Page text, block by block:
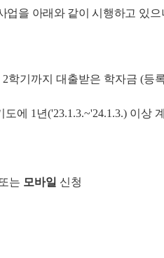
업을 아래와 같이 시행하고 있으
학기까지 대출받은 학자금 (등
에 1년('23.1.3.~'24.1.3.) 이상
또는 모바일 신청